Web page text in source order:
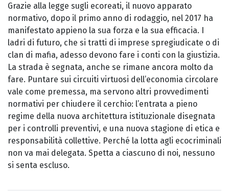
Grazie alla legge sugli ecoreati, il nuovo apparato
normativo, dopo il primo anno di rodaggio, nel 2017 ha
manifestato appieno la sua forza e la sua efficacia. I
ladri di futuro, che si tratti di imprese spregiudicate o di
clan di mafia, adesso devono fare i conti con la giustizia.
La strada è segnata, anche se rimane ancora molto da
fare. Puntare sui circuiti virtuosi dell’economia circolare
vale come premessa, ma servono altri provvedimenti
normativi per chiudere il cerchio: l’entrata a pieno
regime della nuova architettura istituzionale disegnata
per i controlli preventivi, e una nuova stagione di etica e
responsabilità collettive. Perché la lotta agli ecocriminali
non va mai delegata. Spetta a ciascuno di noi, nessuno
si senta escluso.